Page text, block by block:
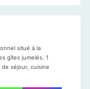
situé à la
gîtes jumelés. 1
de séjour, cuisine